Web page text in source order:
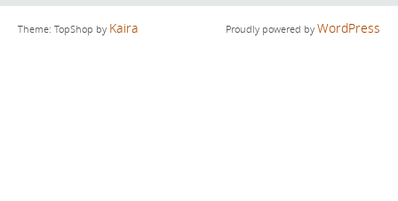
Theme: TopShop by Kaira Proudly powered byWordPress